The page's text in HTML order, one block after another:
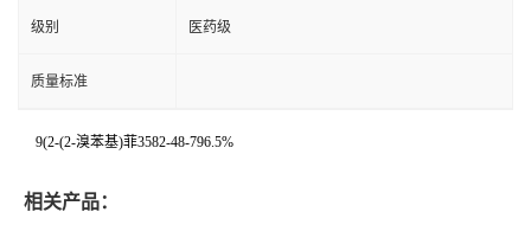
级别 医药级
质量标准
9(2-(2-溴苯基)菲3582-48-796.5%
相关产品：